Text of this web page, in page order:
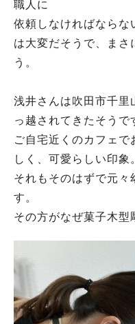
職人に
依頼しなければならな
は大変だそうで、まさ
う。
浅井さんは吹田市千里
っ越されてきたそうで
ご自宅近くのカフェ
しく、可愛らしい印象
それもそのはずで元々
す。
その方がなぜ菓子木型